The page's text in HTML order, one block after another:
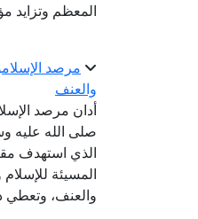
المعظم وتزايد
مرصد
والعنف
أدان مرصد
صلى الله عليه
المسيئة
والعنف، وتعطي